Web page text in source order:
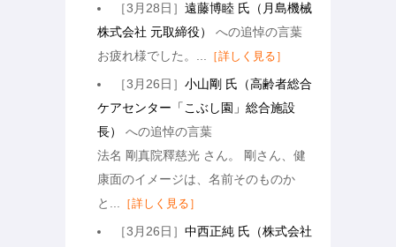
［3月28日］遠藤博睦 氏（月島機械
株式会社 元取締役）
への追悼の言葉
お疲れ様でした。...
［詳しく見る］
［3月26日］小山剛 氏（高齢者総合
ケアセンター「こぶし園」総合施設
長）
への追悼の言葉
法名 剛真院釋慈光 さん。 剛さん、健
康面のイメージは、名前そのものか
と...
［詳しく見る］
［3月26日］中西正純 氏（株式会社